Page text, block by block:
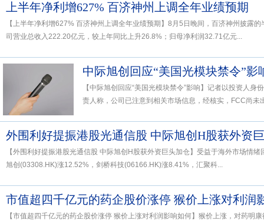
上半年净利增627% 百济神州上调全年业绩预期
【上半年净利增627% 百济神州上调全年业绩预期】8月5日晚间，百济神州披露
司营业总收入222.20亿元，较上年同比上升26.8%；归母净利润32.71亿元...
中际旭创回应“美国光模块禁令”影
【中际旭创回应“美国光模块禁令”影响】记者以投资人
责人称，公司已注意到相关市场信息，经核实，FCC尚未
外围利好提振港股光通信股 中际旭创H股获外资
【外围利好提振港股光通信股 中际旭创H股获外资巨头加仓】受益于海外市场情
旭创(03308.HK)涨12.52%，剑桥科技(06166.HK)涨8.41%，汇聚科...
市值超四千亿元的药企股价涨停 猴价上涨对利润
【市值超四千亿元的药企股价涨停 猴价上涨对利润影响如何】猴价上涨，对药明